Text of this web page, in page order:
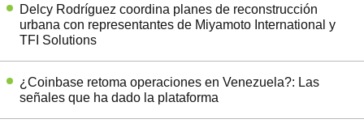
Delcy Rodríguez coordina planes de reconstrucción
urbana con representantes de Miyamoto International y
TFI Solutions
¿Coinbase retoma operaciones en Venezuela?: Las
señales que ha dado la plataforma